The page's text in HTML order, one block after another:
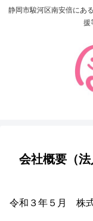
静岡市駿河区南安倍にあ
援
会社概要（法
令和３年５月 株